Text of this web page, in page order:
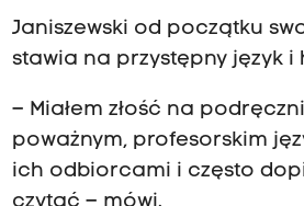
Janiszewski od początku
stawia na przystępny język i
– Miałem złość na
poważnym, profesorskim
ich odbiorcami i często